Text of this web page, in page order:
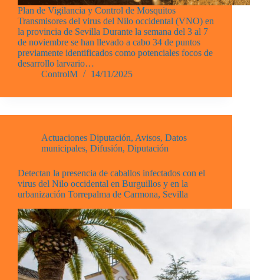
Plan de Vigilancia y Control de Mosquitos
Transmisores del virus del Nilo occidental (VNO) en
la provincia de Sevilla Durante la semana del 3 al 7
de noviembre se han llevado a cabo 34 de puntos
previamente identificados como potenciales focos de
desarrollo larvario…
ControlM
14/11/2025
Actuaciones Diputación, Avisos, Datos
municipales, Difusión, Diputación
Detectan la presencia de caballos infectados con el
virus del Nilo occidental en Burguillos y en la
urbanización Torrepalma de Carmona, Sevilla